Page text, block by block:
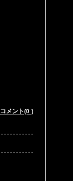
コメント(0 )